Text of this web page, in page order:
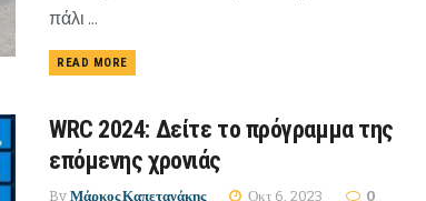
πάλι ...
READ MORE
WRC 2024: Δείτε το πρόγραμμα της
επόμενης χρονιάς
By Μάρκος Καπετανάκης Οκτ 6, 2023 0